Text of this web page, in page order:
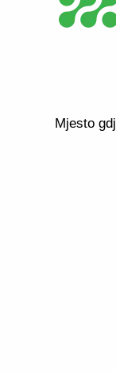
Mjesto